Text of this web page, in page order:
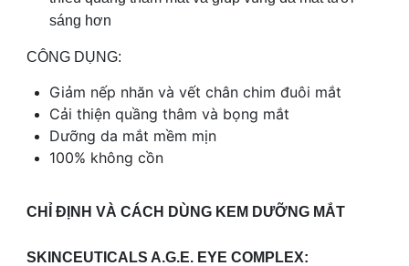
sáng hơn
CÔNG DỤNG:
Giảm nếp nhăn và vết chân chim đuôi mắt
Cải thiện quầng thâm và bọng mắt
Dưỡng da mắt mềm mịn
100% không cồn
CHỈ ĐỊNH VÀ CÁCH DÙNG KEM DƯỠNG MẮT
SKINCEUTICALS A.G.E. EYE COMPLEX: